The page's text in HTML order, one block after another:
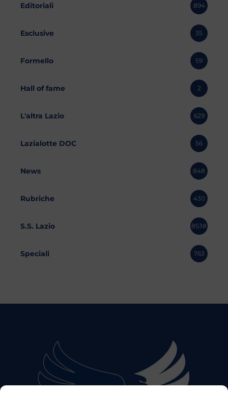
Editoriali 894
Esclusive 35
Formello 59
Hall of fame 2
L'altra Lazio 629
Lazialotte DOC 56
News 848
Rubriche 430
S.S. Lazio 8538
Speciali 763